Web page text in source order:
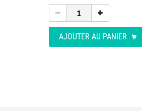
AJOUTER AU PANIER